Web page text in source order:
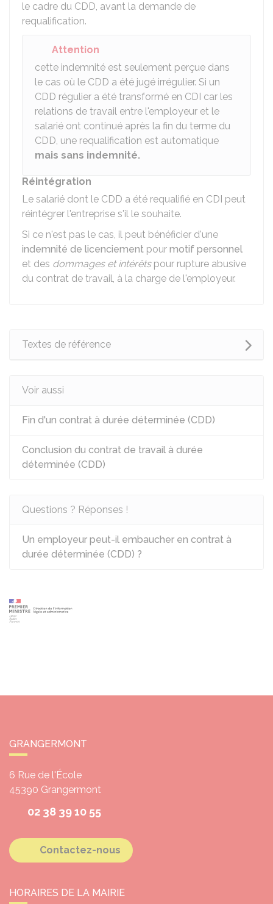
le cadre du CDD, avant la demande de
requalification.
Attention
cette indemnité est seulement perçue dans
le cas où le CDD a été jugé irrégulier. Si un
CDD régulier a été transformé en CDI car les
relations de travail entre l'employeur et le
salarié ont continué après la fin du terme du
CDD, une requalification est automatique
mais sans indemnité.
Réintégration
Le salarié dont le CDD a été requalifié en CDI peut
réintégrer l'entreprise s'il le souhaite.
Si ce n'est pas le cas, il peut bénéficier d'une
indemnité de licenciement pour motif personnel
et des dommages et intérêtspour rupture abusive
du contrat de travail, à la charge de l'employeur.
Textes de référence
Voir aussi
Fin d'un contrat à durée déterminée (CDD)
Conclusion du contrat de travail à durée
déterminée (CDD)
Questions ? Réponses !
Un employeur peut-il embaucher en contrat à
durée déterminée (CDD) ?
GRANGERMONT
6 Rue de l'École
45390 Grangermont
02 38 39 10 55
Contactez-nous
HORAIRES DE LA MAIRIE